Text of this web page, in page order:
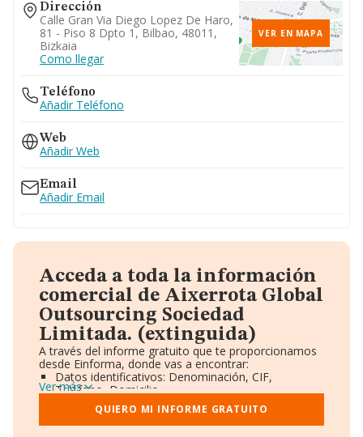
Dirección
Calle Gran Via Diego Lopez De Haro,
81 - Piso 8 Dpto 1, Bilbao, 48011,
Bizkaia
Como llegar
VER EN MAPA
Teléfono
Añadir Teléfono
Web
Añadir Web
Email
Añadir Email
Acceda a toda la información
comercial de Aixerrota Global
Outsourcing Sociedad
Limitada. (extinguida)
A través del informe gratuito que te proporcionamos
desde Einforma, donde vas a encontrar:
Datos identificativos: Denominación, CIF,
Teléfono, Domicilio.
Informe Mercantil Completo (BORME).
Gráficos de Evolución Ventas y Empleados.
Consejo de Administración y Administradores.
Ver más
QUIERO MI INFORME GRATUITO